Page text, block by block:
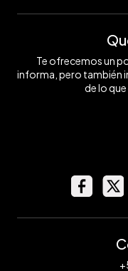
Te ofrecemos un
informa, pero también
de lo